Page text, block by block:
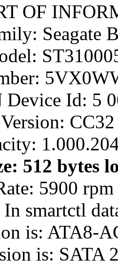
OF
Seagate
Id: 5
CC32
512 bytes
5900 rpm
smartctl
is: ATA8-
is: SATA